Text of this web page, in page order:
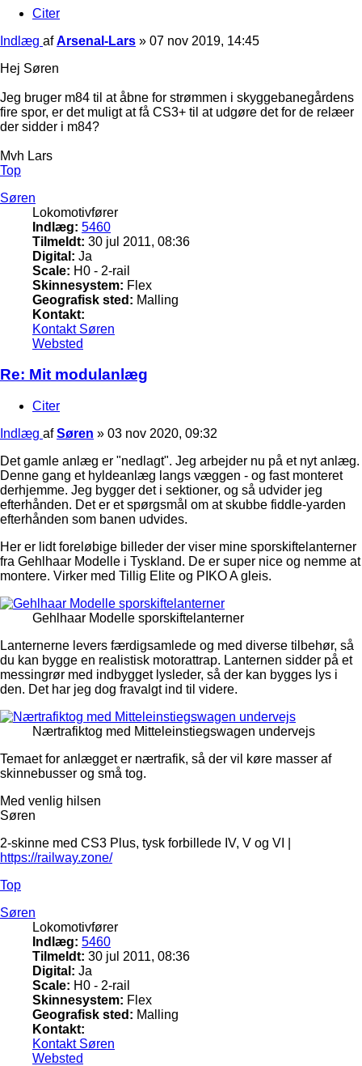
Citer
Indlæg afArsenal-Lars » 07 nov 2019, 14:45
Hej Søren
Jeg bruger m84 til at åbne for strømmen i skyggebanegårdens
fire spor, er det muligt at få CS3+ til at udgøre det for de relæer
der sidder i m84?
Mvh Lars
Top
Søren
Lokomotivfører
Indlæg: 5460
Tilmeldt: 30 jul 2011, 08:36
Digital: Ja
Scale: H0 - 2-rail
Skinnesystem: Flex
Geografisk sted: Malling
Kontakt:
Kontakt Søren
Websted
Re: Mit modulanlæg
Citer
Indlæg afSøren » 03 nov 2020, 09:32
Det gamle anlæg er "nedlagt". Jeg arbejder nu på et nyt anlæg.
Denne gang et hyldeanlæg langs væggen - og fast monteret
derhjemme. Jeg bygger det i sektioner, og så udvider jeg
efterhånden. Det er et spørgsmål om at skubbe fiddle-yarden
efterhånden som banen udvides.
Her er lidt foreløbige billeder der viser mine sporskiftelanterner
fra Gehlhaar Modelle i Tyskland. De er super nice og nemme at
montere. Virker med Tillig Elite og PIKO A gleis.
Gehlhaar Modelle sporskiftelanterner
Lanternerne levers færdigsamlede og med diverse tilbehør, så
du kan bygge en realistisk motorattrap. Lanternen sidder på et
messingrør med indbygget lysleder, så der kan bygges lys i
den. Det har jeg dog fravalgt ind til videre.
Nærtrafiktog med Mitteleinstiegswagen undervejs
Temaet for anlægget er nærtrafik, så der vil køre masser af
skinnebusser og små tog.
Med venlig hilsen
Søren
2-skinne med CS3 Plus, tysk forbillede IV, V og VI |
https://railway.zone/
Top
Søren
Lokomotivfører
Indlæg: 5460
Tilmeldt: 30 jul 2011, 08:36
Digital: Ja
Scale: H0 - 2-rail
Skinnesystem: Flex
Geografisk sted: Malling
Kontakt:
Kontakt Søren
Websted